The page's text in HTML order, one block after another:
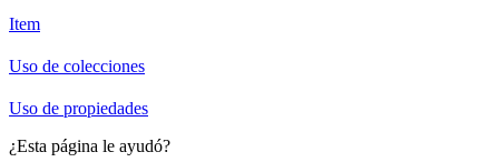
Item
Uso de colecciones
Uso de propiedades
¿Esta página le ayudó?